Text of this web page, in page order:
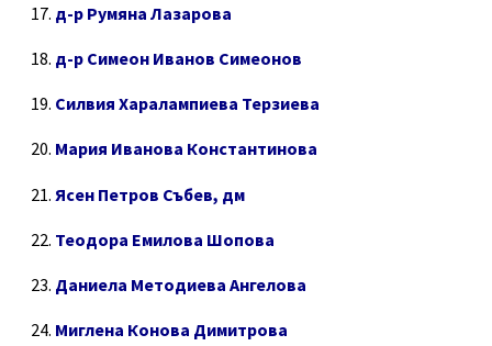
д-р Румяна Лазарова
д-р Симеон Иванов Симеонов
Силвия Харалампиева Терзиева
Мария Иванова Константинова
Ясен Петров Събев, дм
Теодора Емилова Шопова
Даниела Методиева Ангелова
Миглена Конова Димитрова